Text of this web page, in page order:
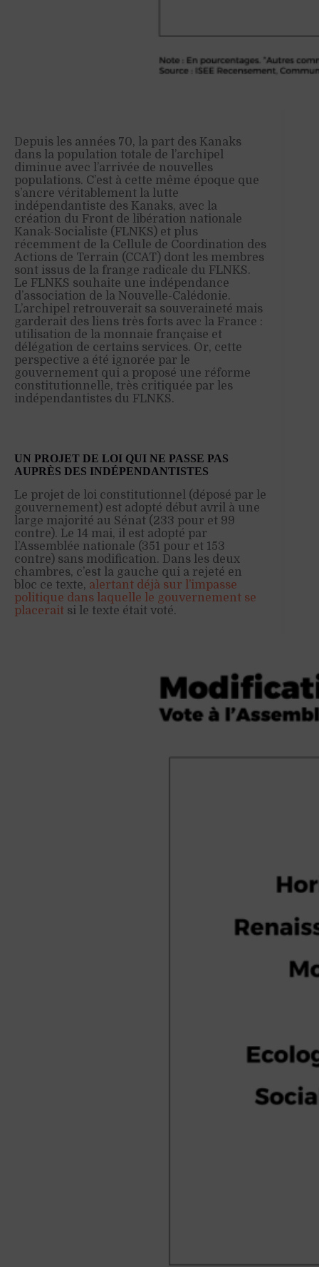
Depuis les années 70, la part des Kanaks
dans la population totale de l’archipel
diminue avec l’arrivée de nouvelles
populations. C’est à cette même époque que
s’ancre véritablement la lutte
indépendantiste des Kanaks, avec la
création du Front de libération nationale
Kanak-Socialiste (FLNKS) et plus
récemment de la Cellule de Coordination des
Actions de Terrain (CCAT) dont les membres
sont issus de la frange radicale du FLNKS.
Le FLNKS souhaite une indépendance
d’association de la Nouvelle-Calédonie.
L’archipel retrouverait sa souveraineté mais
garderait des liens très forts avec la France :
utilisation de la monnaie française et
délégation de certains services. Or, cette
perspective a été ignorée par le
gouvernement qui a proposé une réforme
constitutionnelle, très critiquée par les
indépendantistes du FLNKS.
UN PROJET DE LOI QUI NE PASSE PAS
AUPRÈS DES INDÉPENDANTISTES
Le projet de loi constitutionnel (déposé par le
gouvernement) est adopté début avril à une
large majorité au Sénat (233 pour et 99
contre). Le 14 mai, il est adopté par
l’Assemblée nationale (351 pour et 153
contre) sans modification. Dans les deux
chambres, c’est la gauche qui a rejeté en
bloc ce texte, alertant déjà sur l’impasse
politique dans laquelle le gouvernement se
placerait si le texte était voté.